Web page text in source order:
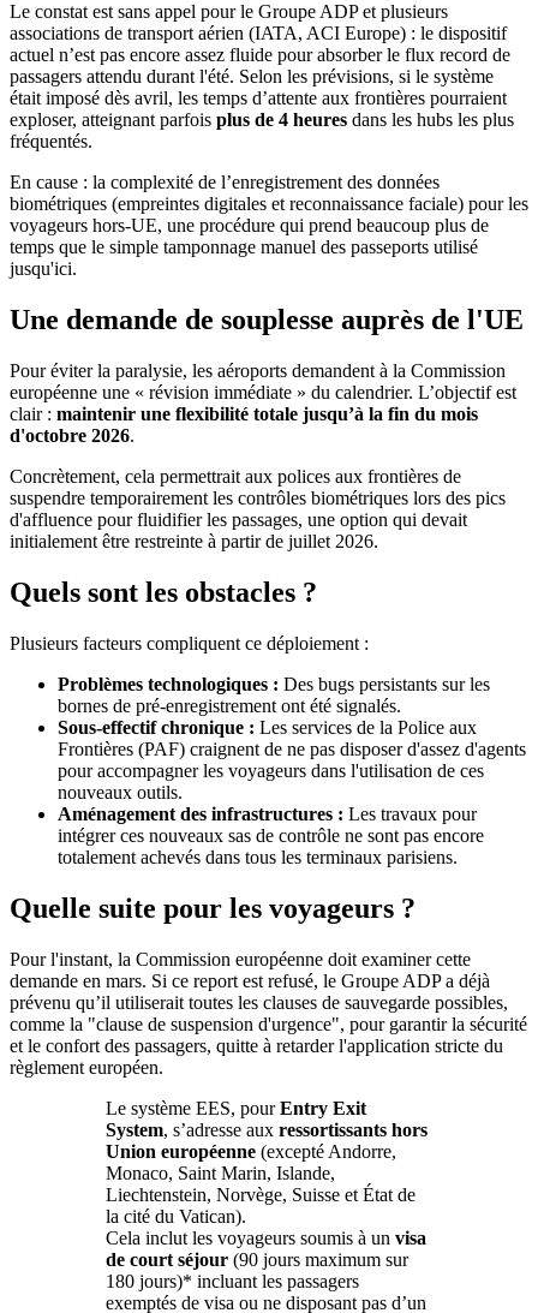
Le constat est sans appel pour le Groupe ADP et plusieurs
associations de transport aérien (IATA, ACI Europe) : le dispositif
actuel n’est pas encore assez fluide pour absorber le flux record de
passagers attendu durant l'été. Selon les prévisions, si le système
était imposé dès avril, les temps d’attente aux frontières pourraient
exploser, atteignant parfois plus de 4 heures dans les hubs les plus
fréquentés.
En cause : la complexité de l’enregistrement des données
biométriques (empreintes digitales et reconnaissance faciale) pour les
voyageurs hors-UE, une procédure qui prend beaucoup plus de
temps que le simple tamponnage manuel des passeports utilisé
jusqu'ici.
Une demande de souplesse auprès de l'UE
Pour éviter la paralysie, les aéroports demandent à la Commission
européenne une « révision immédiate » du calendrier. L’objectif est
clair : maintenir une flexibilité totale jusqu’à la fin du mois
d'octobre 2026.
Concrètement, cela permettrait aux polices aux frontières de
suspendre temporairement les contrôles biométriques lors des pics
d'affluence pour fluidifier les passages, une option qui devait
initialement être restreinte à partir de juillet 2026.
Quels sont les obstacles ?
Plusieurs facteurs compliquent ce déploiement :
Problèmes technologiques : Des bugs persistants sur les
bornes de pré-enregistrement ont été signalés.
Sous-effectif chronique : Les services de la Police aux
Frontières (PAF) craignent de ne pas disposer d'assez d'agents
pour accompagner les voyageurs dans l'utilisation de ces
nouveaux outils.
Aménagement des infrastructures : Les travaux pour
intégrer ces nouveaux sas de contrôle ne sont pas encore
totalement achevés dans tous les terminaux parisiens.
Quelle suite pour les voyageurs ?
Pour l'instant, la Commission européenne doit examiner cette
demande en mars. Si ce report est refusé, le Groupe ADP a déjà
prévenu qu’il utiliserait toutes les clauses de sauvegarde possibles,
comme la "clause de suspension d'urgence", pour garantir la sécurité
et le confort des passagers, quitte à retarder l'application stricte du
règlement européen.
Le système EES, pourEntry Exit
System, s’adresse aux ressortissants hors
Union européenne (excepté Andorre,
Monaco, Saint Marin, Islande,
Liechtenstein, Norvège, Suisse et État de
la cité du Vatican).
Cela inclut les voyageurs soumis à un visa
de court séjour (90 jours maximum sur
180 jours)* incluant les passagers
exemptés de visa ou ne disposant pas d’un